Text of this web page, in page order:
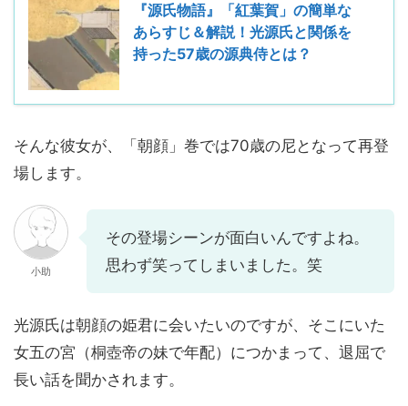
『源氏物語』「紅葉賀」の簡単な
あらすじ＆解説！光源氏と関係を
持った57歳の源典侍とは？
そんな彼女が、「朝顔」巻では70歳の尼となって再登
場します。
小助
その登場シーンが面白いんですよね。
思わず笑ってしまいました。笑
光源氏は朝顔の姫君に会いたいのですが、そこにいた
女五の宮（桐壺帝の妹で年配）につかまって、退屈で
長い話を聞かされます。